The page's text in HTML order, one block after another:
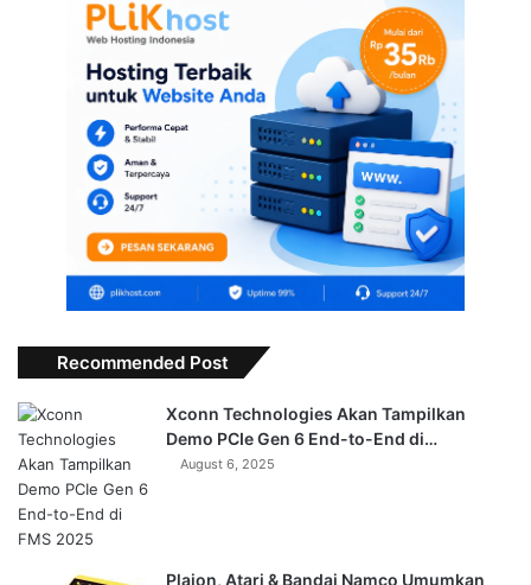
Recommended Post
Xconn Technologies Akan Tampilkan
Demo PCIe Gen 6 End-to-End di…
August 6, 2025
Plaion, Atari & Bandai Namco Umumkan